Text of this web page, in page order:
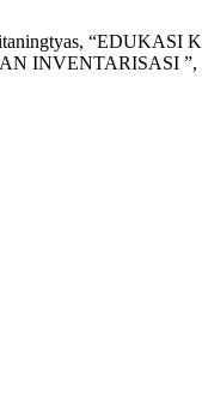
INVENTARISASI ”,